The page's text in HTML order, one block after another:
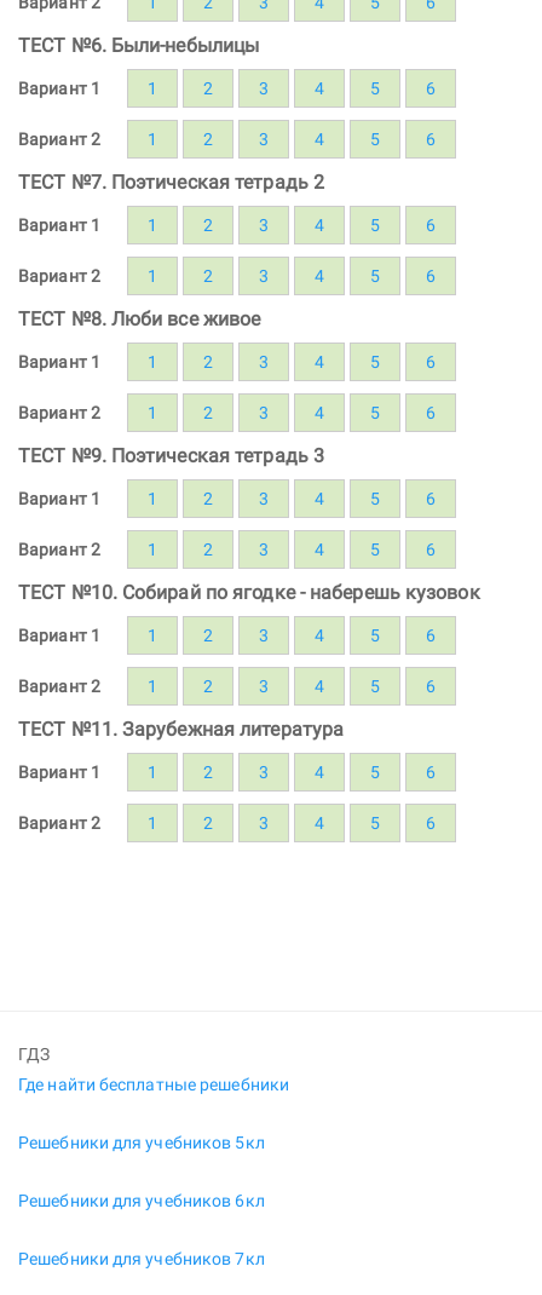
ТЕСТ №6. Были-небылицы
Вариант 1 1 2 3 4 5 6
Вариант 2 1 2 3 4 5 6
ТЕСТ №7. Поэтическая тетрадь 2
Вариант 1 1 2 3 4 5 6
Вариант 2 1 2 3 4 5 6
ТЕСТ №8. Люби все живое
Вариант 1 1 2 3 4 5 6
Вариант 2 1 2 3 4 5 6
ТЕСТ №9. Поэтическая тетрадь 3
Вариант 1 1 2 3 4 5 6
Вариант 2 1 2 3 4 5 6
ТЕСТ №10. Собирай по ягодке - наберешь кузовок
Вариант 1 1 2 3 4 5 6
Вариант 2 1 2 3 4 5 6
ТЕСТ №11. Зарубежная литература
Вариант 1 1 2 3 4 5 6
Вариант 2 1 2 3 4 5 6
ГДЗ
Где найти бесплатные решебники
Решебники для учебников 5кл
Решебники для учебников 6кл
Решебники для учебников 7кл